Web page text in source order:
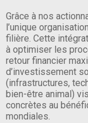
Grâce à nos
l’unique
filière. Cette
à optimiser les
retour financier
d’investissement
(infrastructures,
bien-être animal)
concrètes au
mondiales.